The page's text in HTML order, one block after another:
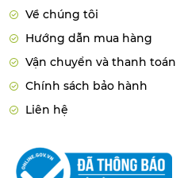
Về chúng tôi
Hướng dẫn mua hàng
Vận chuyển và thanh toán
Chính sách bảo hành
Liên hệ